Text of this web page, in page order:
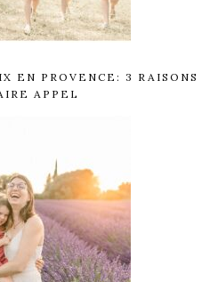
EN PROVENCE: 3 RAISONS
APPEL